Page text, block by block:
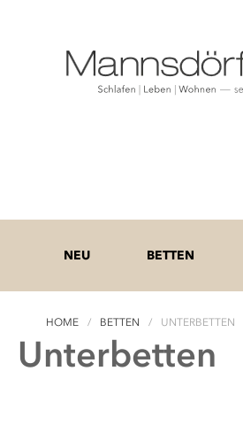
NEU BETTEN
HOME BETTEN UNTERBETTEN
Unterbetten